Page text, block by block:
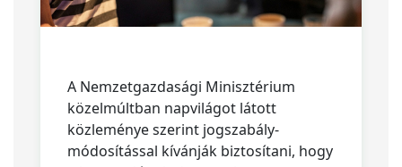
A Nemzetgazdasági Minisztérium
közelmúltban napvilágot látott
közleménye szerint jogszabály-
módosítással kívánják biztosítani, hogy